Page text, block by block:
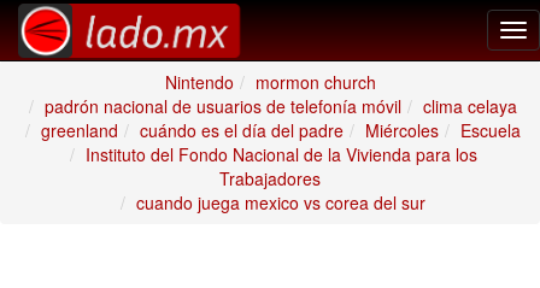
Nintendo
mormon church
padrón nacional de usuarios de telefonía móvil
clima celaya
greenland
cuándo es el día del padre Miércoles
Escuela
Instituto del Fondo Nacional de la Vivienda para los
Trabajadores
cuando juega mexico vs corea del sur